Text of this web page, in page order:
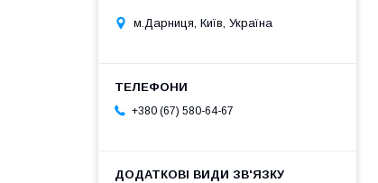
м.Дарниця, Київ, Україна
+380 (67) 580-64-67